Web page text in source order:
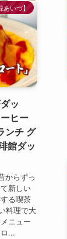
あいづ】
ッ
ヒー
ンチ グ
館ダッ
からずっ
新しい
る喫茶
料理で大
ニュー
...